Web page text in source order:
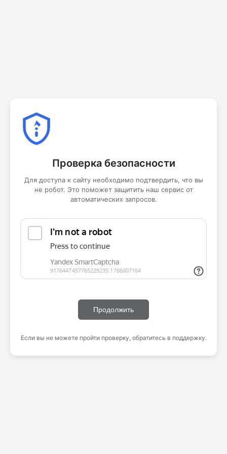
Проверка безопасности
Для доступа к сайту необходимо подтвердить, что вы
не робот. Это поможет защитить наш сервис от
автоматических запросов.
Продолжить
Если вы не можете пройти проверку, обратитесь в поддержку.